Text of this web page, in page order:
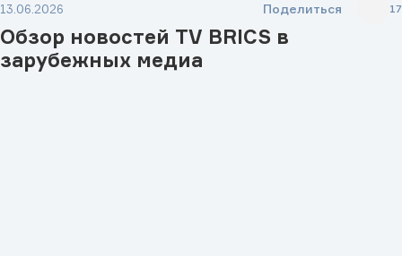
13.06.2026 Поделиться 17
Обзор новостей TV BRICS в
зарубежных медиа